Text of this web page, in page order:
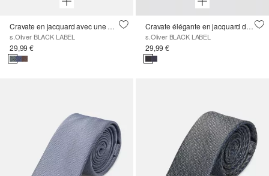
Cravate en jacquard avec une part de soie
s.Oliver BLACK LABEL
29,99 €
Cravate élégante en jacquard de soie mélangée
s.Oliver BLACK LABEL
29,99 €